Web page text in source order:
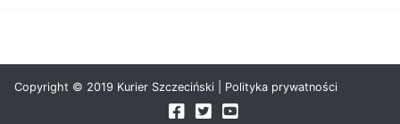
Copyright © 2019 Kurier Szczeciński | Polityka prywatności